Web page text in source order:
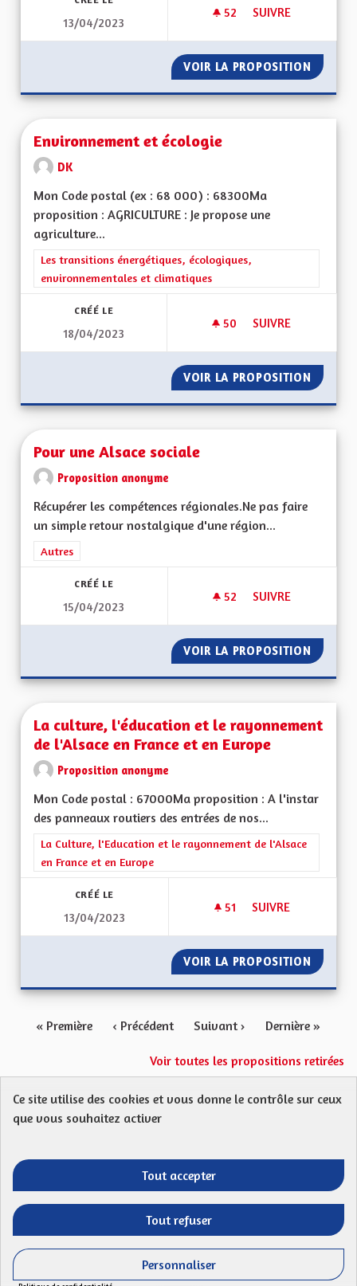
13/04/2023
52 52 ABONNÉS
SUIVRE
VOIR LA PROPOSITION
Environnement et écologie
DK
Mon Code postal (ex : 68 000) : 68300Ma
proposition : AGRICULTURE : Je propose une
agriculture...
Filtrer les résultats de la catégorie : Les transitions
Les transitions énergétiques, écologiques,
environnementales et climatiques
CRÉÉ LE
18/04/2023
50 50 ABONNÉS
SUIVRE
VOIR LA PROPOSITION
Pour une Alsace sociale
Proposition anonyme
Récupérer les compétences régionales.Ne pas faire
un simple retour nostalgique d'une région...
Filtrer les résultats de la catégorie : Autres
Autres
CRÉÉ LE
15/04/2023
52 52 ABONNÉS
SUIVRE
VOIR LA PROPOSITION POUR
La culture, l'éducation et le rayonnement
de l'Alsace en France et en Europe
Proposition anonyme
Mon Code postal : 67000Ma proposition : A l'instar
des panneaux routiers des entrées de nos...
Filtrer les résultats de la catégorie : La Culture, l'Education et
La Culture, l'Education et le rayonnement de l'Alsace
en France et en Europe
CRÉÉ LE
13/04/2023
51 51 ABONNÉS
SUIVRE
VOIR LA PROPOSITION LA
« Première ‹ Précédent Suivant › Dernière »
Voir toutes les propositions retirées
Protection des Données
Télécharger les fichiers Open Data
Entre vos mains - Collectivité
Entre vos mains - Collectivité
Entre vos mains - Collectivité
Entre vos mains -
(Lien externe)
(Lien externe)
Ce site utilise des cookies et vous donne le contrôle sur ceux
que vous souhaitez activer
Tout accepter
Tout refuser
Personnaliser